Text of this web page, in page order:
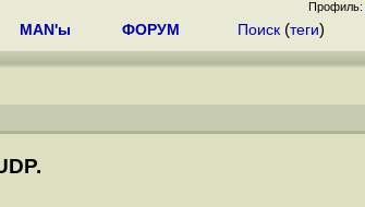
Профиль:
MAN'ы ФОРУМ Поиск (теги)